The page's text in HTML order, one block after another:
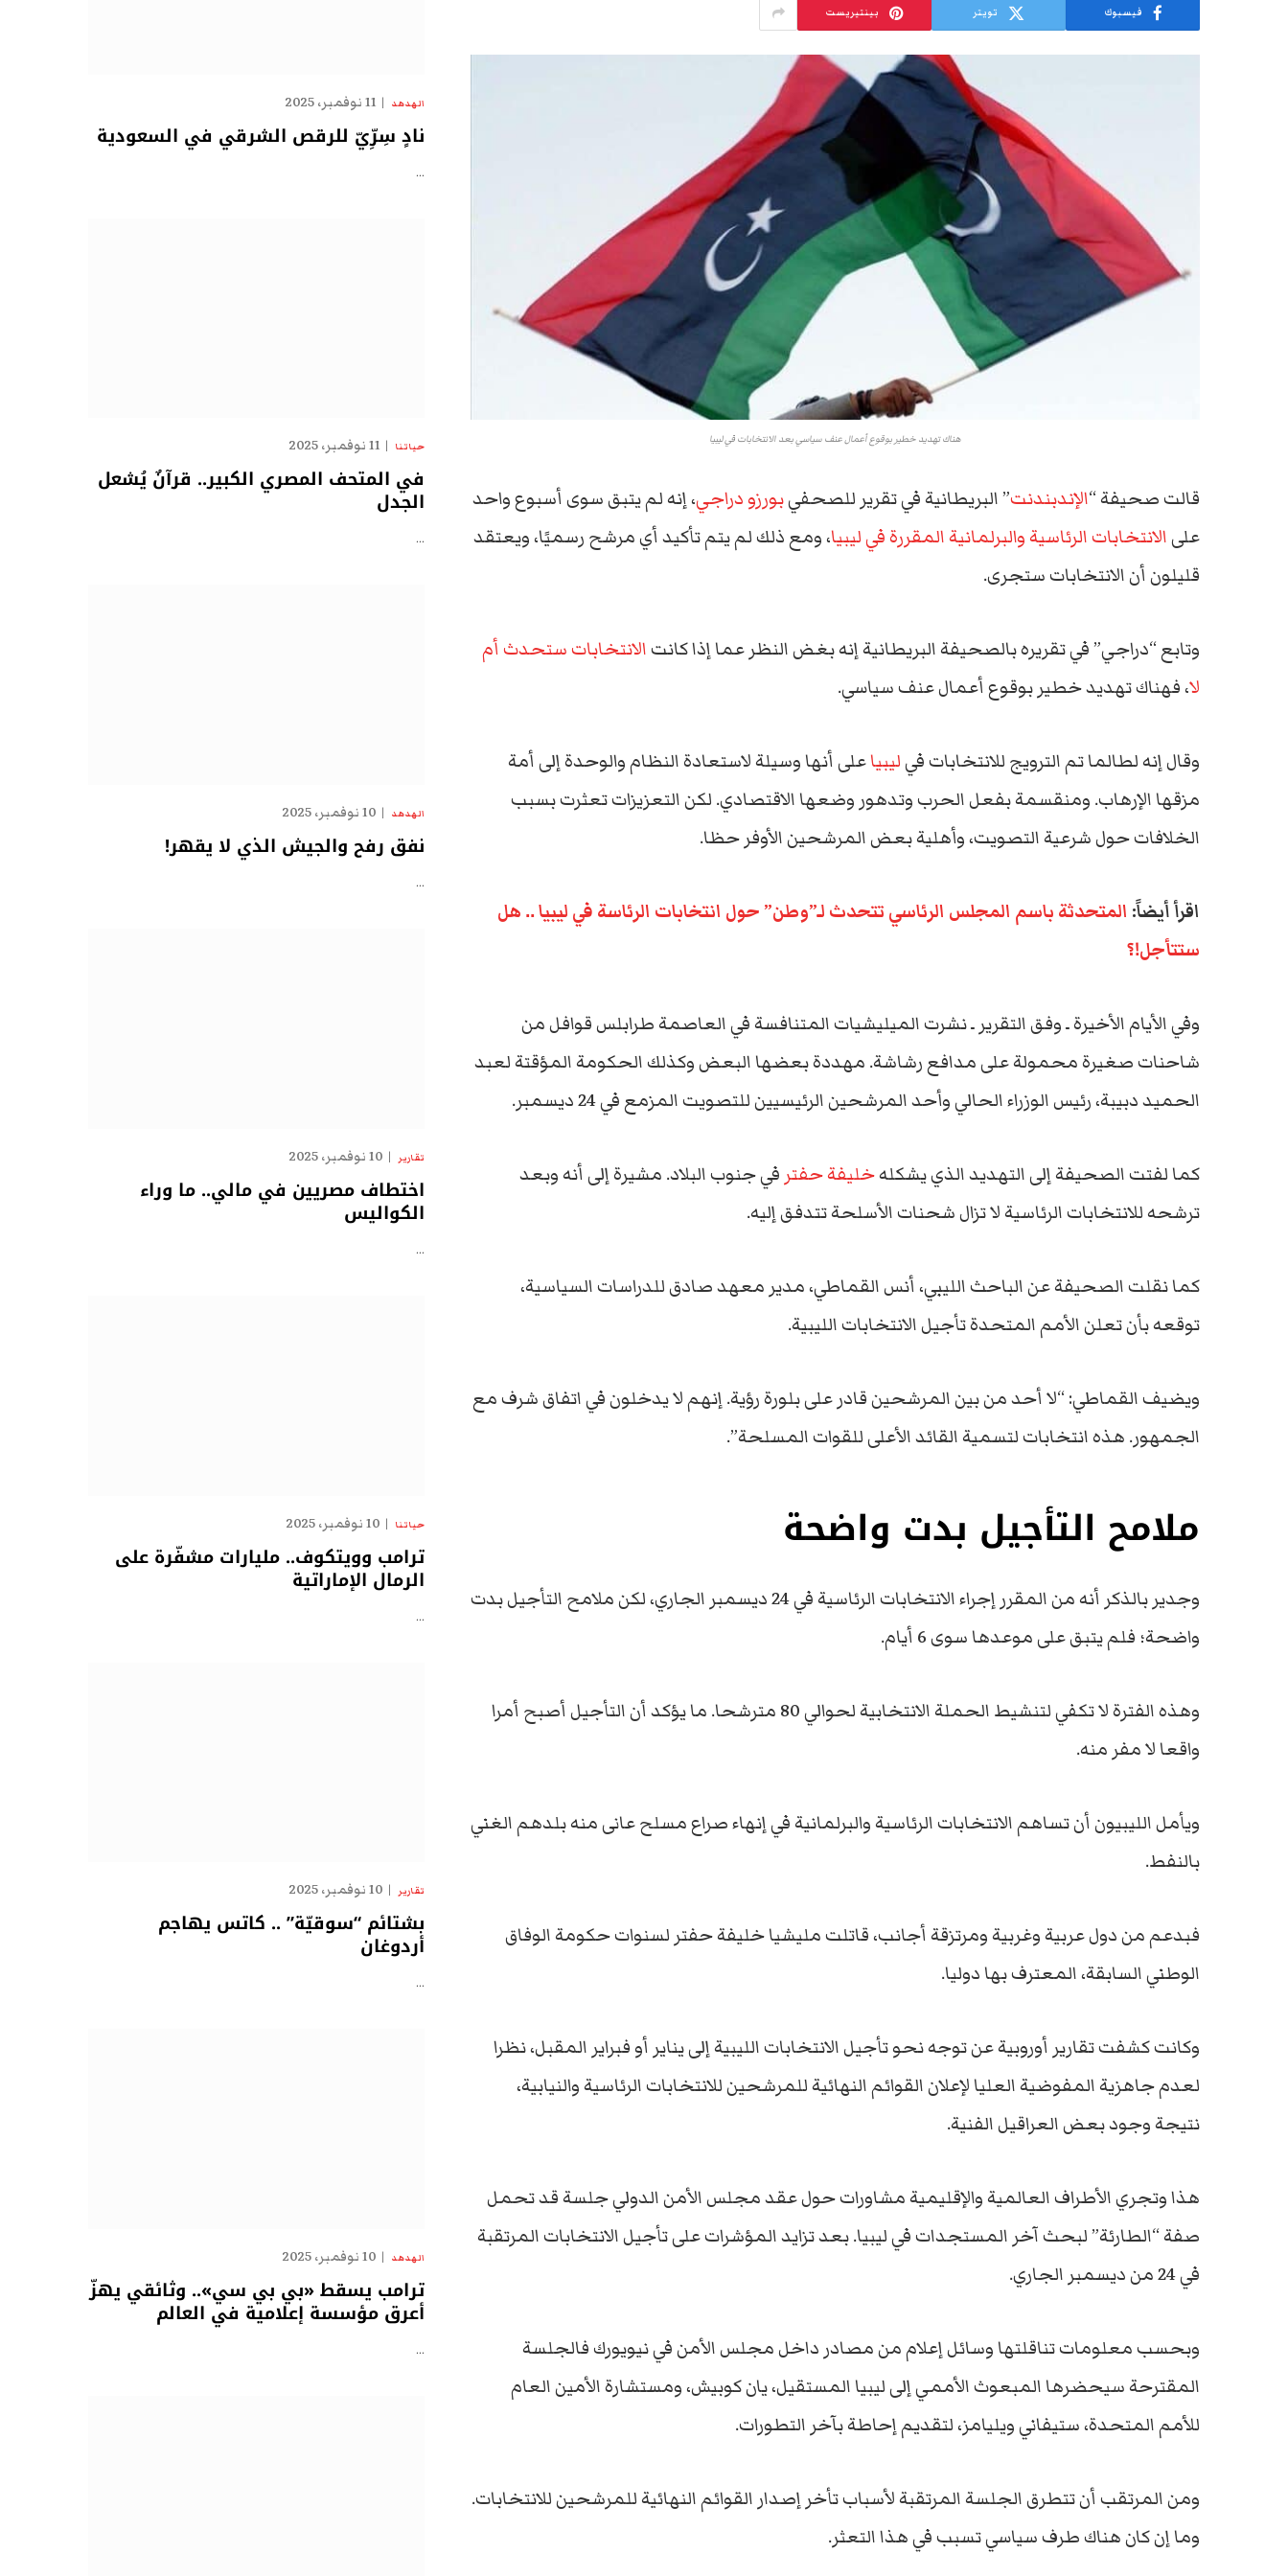
فيسبوك تويتر بينتيريست
هناك تهديد خطير بوقوع أعمال عنف سياسي بعد الانتخابات في ليبيا
قالت صحيفة “الإندبندنت” البريطانية في تقرير للصحفيبورزو دراجي، إنه لم يتبق سوى أسبوع واحد
علىالانتخابات الرئاسية والبرلمانية المقررة في ليبيا، ومع ذلك لم يتم تأكيد أي مرشح رسميًا، ويعتقد
قليلون أن الانتخابات ستجرى.
وتابع “دراجي” في تقريره بالصحيفة البريطانية إنه بغض النظر عما إذا كانتالانتخابات ستحدث أم
لا، فهناك تهديد خطير بوقوع أعمال عنف سياسي.
وقال إنه لطالما تم الترويج للانتخابات فيليبياعلى أنها وسيلة لاستعادة النظام والوحدة إلى أمة
مزقها الإرهاب. ومنقسمة بفعل الحرب وتدهور وضعها الاقتصادي. لكن التعزيزات تعثرت بسبب
الخلافات حول شرعية التصويت، وأهلية بعض المرشحين الأوفر حظا.
اقرأ أيضاً: المتحدثة باسم المجلس الرئاسي تتحدث لـ”وطن” حول انتخابات الرئاسة في ليبيا .. هل
ستتأجل!؟
وفي الأيام الأخيرة ـ وفق التقرير ـ نشرت الميليشيات المتنافسة في العاصمة طرابلس قوافل من
شاحنات صغيرة محمولة على مدافع رشاشة. مهددة بعضها البعض وكذلك الحكومة المؤقتة لعبد
الحميد دبيبة، رئيس الوزراء الحالي وأحد المرشحين الرئيسيين للتصويت المزمع في 24 ديسمبر.
كما لفتت الصحيفة إلى التهديد الذي يشكلهخليفة حفتر في جنوب البلاد. مشيرة إلى أنه وبعد
ترشحه للانتخابات الرئاسية لا تزال شحنات الأسلحة تتدفق إليه.
كما نقلت الصحيفة عن الباحث الليبي، أنس القماطي، مدير معهد صادق للدراسات السياسية،
توقعه بأن تعلن الأمم المتحدة تأجيل الانتخابات الليبية.
ويضيف القماطي: “لا أحد من بين المرشحين قادر على بلورة رؤية. إنهم لا يدخلون في اتفاق شرف مع
الجمهور. هذه انتخابات لتسمية القائد الأعلى للقوات المسلحة”.
ملامح التأجيل بدت واضحة
وجدير بالذكر أنه من المقرر إجراء الانتخابات الرئاسية في 24 ديسمبر الجاري، لكن ملامح التأجيل بدت
واضحة؛ فلم يتبق على موعدها سوى 6 أيام.
وهذه الفترة لا تكفي لتنشيط الحملة الانتخابية لحوالي 80 مترشحا. ما يؤكد أن التأجيل أصبح أمرا
واقعا لا مفر منه.
ويأمل الليبيون أن تساهم الانتخابات الرئاسية والبرلمانية في إنهاء صراع مسلح عانى منه بلدهم الغني
بالنفط.
فبدعم من دول عربية وغربية ومرتزقة أجانب، قاتلت مليشيا خليفة حفتر لسنوات حكومة الوفاق
الوطني السابقة، المعترف بها دوليا.
وكانت كشفت تقارير أوروبية عن توجه نحو تأجيل الانتخابات الليبية إلى يناير أو فبراير المقبل، نظرا
لعدم جاهزية المفوضية العليا لإعلان القوائم النهائية للمرشحين للانتخابات الرئاسية والنيابية،
نتيجة وجود بعض العراقيل الفنية.
هذا وتجري الأطراف العالمية والإقليمية مشاورات حول عقد مجلس الأمن الدولي جلسة قد تحمل
صفة “الطارئة” لبحث آخر المستجدات في ليبيا. بعد تزايد المؤشرات على تأجيل الانتخابات المرتقبة
في 24 من ديسمبر الجاري.
وبحسب معلومات تناقلتها وسائل إعلام من مصادر داخل مجلس الأمن في نيويورك فالجلسة
المقترحة سيحضرها المبعوث الأممي إلى ليبيا المستقيل، يان كوبيش، ومستشارة الأمين العام
للأمم المتحدة، ستيفاني ويليامز، لتقديم إحاطة بآخر التطورات.
ومن المرتقب أن تتطرق الجلسة المرتقبة لأسباب تأخر إصدار القوائم النهائية للمرشحين للانتخابات.
وما إن كان هناك طرف سياسي تسبب في هذا التعثر.
الهدهد 11 نوفمبر، 2025
نادٍ سِرِّيّ للرقص الشرقي في السعودية
…
حياتنا 11 نوفمبر، 2025
في المتحف المصري الكبير.. قرآنٌ يُشعل
الجدل
…
الهدهد 10 نوفمبر، 2025
نفق رفح والجيش الذي لا يقهر!
…
تقارير 10 نوفمبر، 2025
اختطاف مصريين في مالي.. ما وراء
الكواليس
…
حياتنا 10 نوفمبر، 2025
ترامب وويتكوف.. مليارات مشفّرة على
الرمال الإماراتية
…
تقارير 10 نوفمبر، 2025
بشتائم “سوقيّة” .. كاتس يهاجم
أردوغان
…
الهدهد 10 نوفمبر، 2025
ترامب يسقط «بي بي سي».. وثائقي يهزّ
أعرق مؤسسة إعلامية في العالم
…